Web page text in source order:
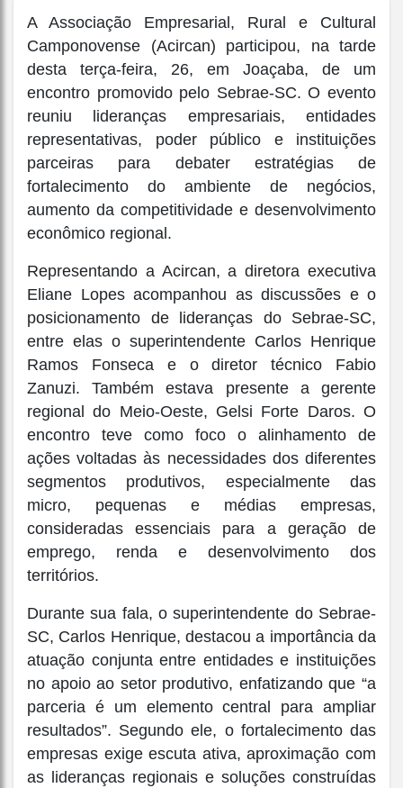
A Associação Empresarial, Rural e Cultural
Camponovense (Acircan) participou, na tarde
desta terça-feira, 26, em Joaçaba, de um
encontro promovido pelo Sebrae-SC. O evento
reuniu lideranças empresariais, entidades
representativas, poder público e instituições
parceiras para debater estratégias de
fortalecimento do ambiente de negócios,
aumento da competitividade e desenvolvimento
econômico regional.
Representando a Acircan, a diretora executiva
Eliane Lopes acompanhou as discussões e o
posicionamento de lideranças do Sebrae-SC,
entre elas o superintendente Carlos Henrique
Ramos Fonseca e o diretor técnico Fabio
Zanuzi. Também estava presente a gerente
regional do Meio-Oeste, Gelsi Forte Daros. O
encontro teve como foco o alinhamento de
ações voltadas às necessidades dos diferentes
segmentos produtivos, especialmente das
micro, pequenas e médias empresas,
consideradas essenciais para a geração de
emprego, renda e desenvolvimento dos
territórios.
Durante sua fala, o superintendente do Sebrae-
SC, Carlos Henrique, destacou a importância da
atuação conjunta entre entidades e instituições
no apoio ao setor produtivo, enfatizando que “a
parceria é um elemento central para ampliar
resultados”. Segundo ele, o fortalecimento das
empresas exige escuta ativa, aproximação com
as lideranças regionais e soluções construídas